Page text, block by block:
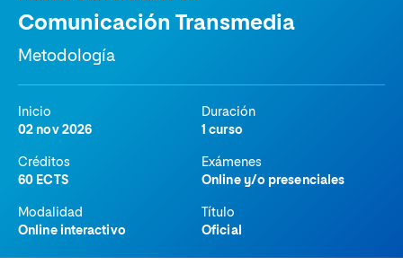
Comunicación Transmedia
Metodología
Inicio
02 nov 2026
Duración
1 curso
Créditos
60 ECTS
Exámenes
Online y/o presenciales
Modalidad
Online interactivo
Título
Oficial